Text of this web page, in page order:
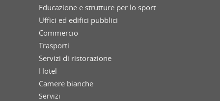
Educazione e strutture per lo sport
Uffici ed edifici pubblici
Commercio
Trasporti
Servizi di ristorazione
Hotel
Camere bianche
Servizi